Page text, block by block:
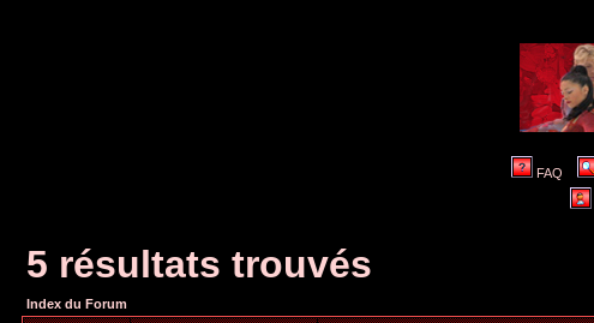
FAQ
5 résultats trouvés
Index du Forum